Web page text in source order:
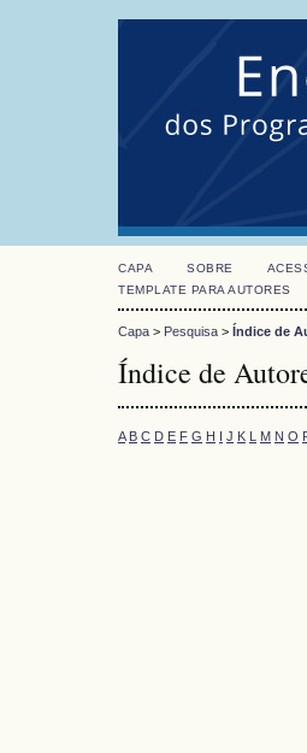
CAPA SOBRE
TEMPLATE PARA AUTORES
Capa > Pesquisa > Índice de
Índice de
A B C D E F G H I J K L M N O